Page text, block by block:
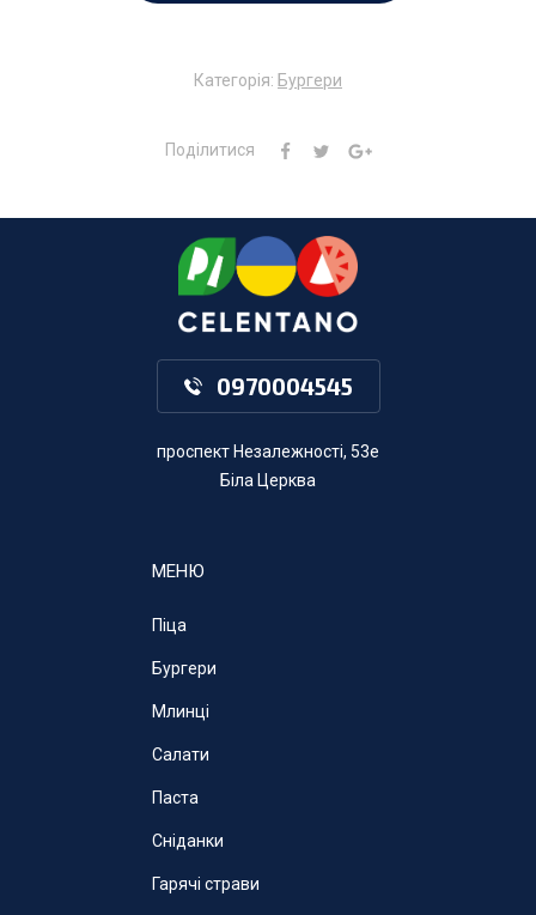
Категорія: Бургери
Поділитися
0970004545
проспект Незалежності, 53е
Біла Церква
МЕНЮ
Піца
Бургери
Млинці
Салати
Паста
Cніданки
Гарячі страви